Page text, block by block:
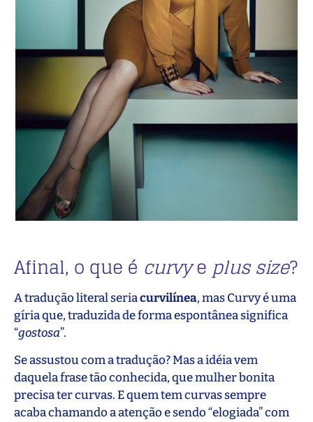
Afinal, o que é curvye plus size?
A tradução literal seriacurvilínea, mas Curvy é uma
gíria que, traduzida de forma espontânea significa
“gostosa”.
Se assustou com a tradução? Mas a idéia vem
daquela frase tão conhecida, que mulher bonita
precisa ter curvas. E quem tem curvas sempre
acaba chamando a atenção e sendo “elogiada” com